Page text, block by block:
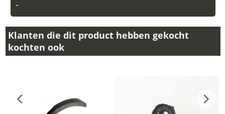
-
Klanten die dit product hebben gekocht
kochten ook